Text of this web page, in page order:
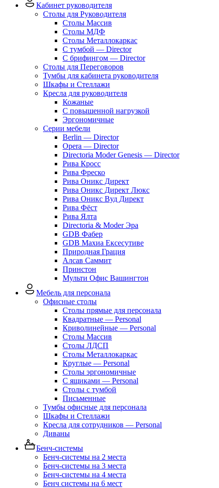
Кабинет руководителя
Столы для Руководителя
Столы Массив
Столы МДФ
Столы Металлокаркас
С тумбой — Director
C брифингом — Director
Столы для Переговоров
Тумбы для кабинета руководителя
Шкафы и Стеллажи
Кресла для руководителя
Кожаные
С повышенной нагрузкой
Эргономичные
Серии мебели
Berlin — Director
Opera — Director
Directoria Moder Genesis — Director
Рива Кросс
Рива Фреско
Рива Оникс Директ
Рива Оникс Директ Люкс
Рива Оникс Вуд Директ
Рива Фёст
Рива Ялта
Directoria & Moder Эра
GDB Фабер
GDB Махиа Ексесутиве
Природная Грация
Алсав Саммит
Принстон
Мульти Офис Вашингтон
Мебель для персонала
Офисные столы
Столы прямые для персонала
Квадратные — Personal
Криволинейные — Personal
Столы Массив
Столы ЛДСП
Столы Металлокаркас
Круглые — Personal
Столы эргономичные
С ящиками — Personal
Столы с тумбой
Письменные
Тумбы офисные для персонала
Шкафы и Стеллажи
Кресла для сотрудников — Personal
Диваны
Бенч-системы
Бенч-системы на 2 места
Бенч-системы на 3 места
Бенч-системы на 4 места
Бенч системы на 6 мест